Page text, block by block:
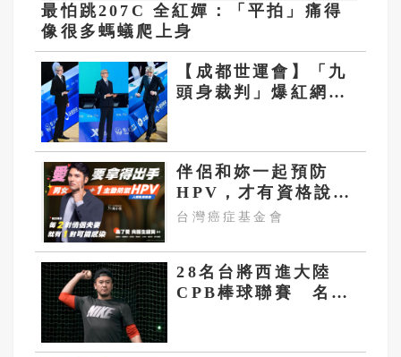
最怕跳207C 全紅嬋：「平拍」痛得
像很多螞蟻爬上身
【成都世運會】「九
頭身裁判」爆紅網
伴侶和妳一起預防
HPV，才有資格說愛
妳！
台灣癌症基金會
28名台將西進大陸
CPB棒球聯賽 名單